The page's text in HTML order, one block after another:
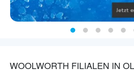
WOOLWORTH FILIALEN IN